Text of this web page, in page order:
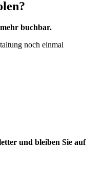
buchbar.
noch einmal
und bleiben Sie auf